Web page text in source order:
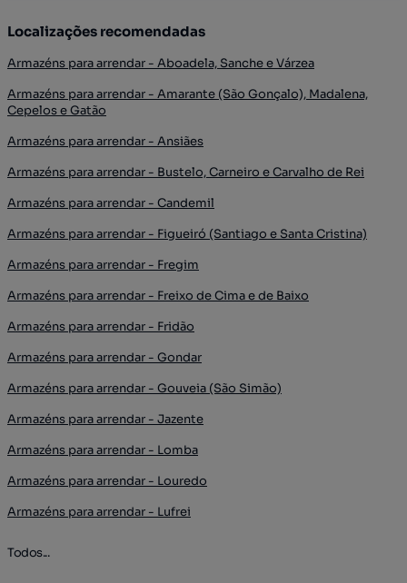
Localizações recomendadas
Armazéns para arrendar - Aboadela, Sanche e Várzea
Armazéns para arrendar - Amarante (São Gonçalo), Madalena,
Cepelos e Gatão
Armazéns para arrendar - Ansiães
Armazéns para arrendar - Bustelo, Carneiro e Carvalho de Rei
Armazéns para arrendar - Candemil
Armazéns para arrendar - Figueiró (Santiago e Santa Cristina)
Armazéns para arrendar - Fregim
Armazéns para arrendar - Freixo de Cima e de Baixo
Armazéns para arrendar - Fridão
Armazéns para arrendar - Gondar
Armazéns para arrendar - Gouveia (São Simão)
Armazéns para arrendar - Jazente
Armazéns para arrendar - Lomba
Armazéns para arrendar - Louredo
Armazéns para arrendar - Lufrei
Todos...